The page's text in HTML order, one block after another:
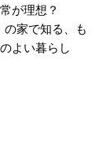
が理想？
の家で知る、も
よい暮らし